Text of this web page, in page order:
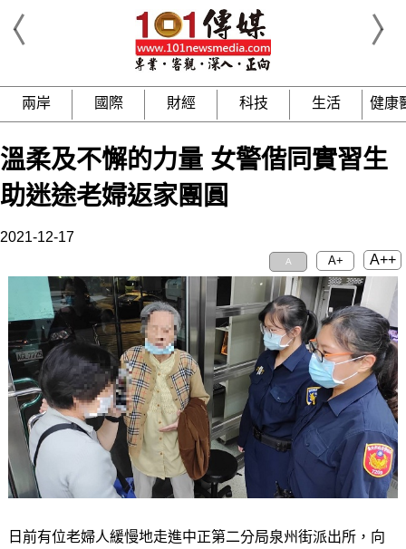
兩岸 國際 財經 科技 生活 健康
溫柔及不懈的力量 女警偕同實習生
助迷途老婦返家團圓
2021-12-17
A A+ A++
日前有位老婦人緩慢地走進中正第二分局泉州街派出所，向